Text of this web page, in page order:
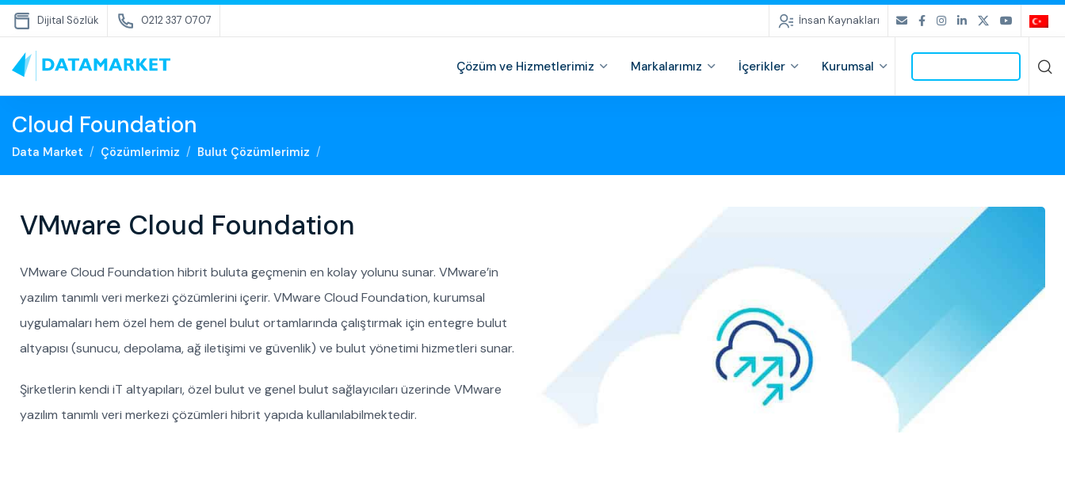
Dijital Sözlük 0212 337 0707 İnsan Kaynakları
Çözüm ve Hizmetlerimiz Markalarımız İçerikler Kurumsal
Cloud Foundation
Data Market Çözümlerimiz Bulut Çözümlerimiz
VMware Cloud Foundation
VMware Cloud Foundation hibrit buluta geçmenin en kolay yolunu sunar. VMware’in
yazılım tanımlı veri merkezi çözümlerini içerir. VMware Cloud Foundation, kurumsal
uygulamaları hem özel hem de genel bulut ortamlarında çalıştırmak için entegre bulut
altyapısı (sunucu, depolama, ağ iletişimi ve güvenlik) ve bulut yönetimi hizmetleri sunar.
Şirketlerin kendi iT altyapıları, özel bulut ve genel bulut sağlayıcıları üzerinde VMware
yazılım tanımlı veri merkezi çözümleri hibrit yapıda kullanılabilmektedir.